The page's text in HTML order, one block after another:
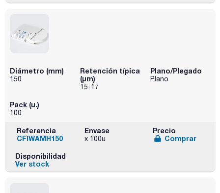
Diámetro (mm)
150
Retención típica
(µm)
15-17
Plano/Plegado
Plano
Pack (u.)
100
Referencia
CFIWAMH150
Envase
x 100u
Precio
Comprar
Disponibilidad
Ver stock